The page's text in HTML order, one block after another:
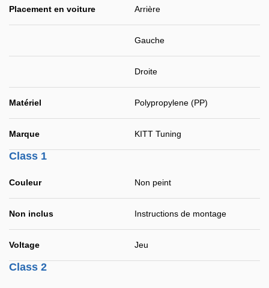
Placement en voiture Arrière
Gauche
Droite
Matériel Polypropylene (PP)
Marque KITT Tuning
Class 1
Couleur Non peint
Non inclus Instructions de montage
Voltage Jeu
Class 2